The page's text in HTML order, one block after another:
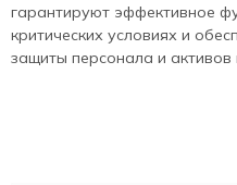
гарантируют эффективное
критических условиях и
защиты персонала и активов